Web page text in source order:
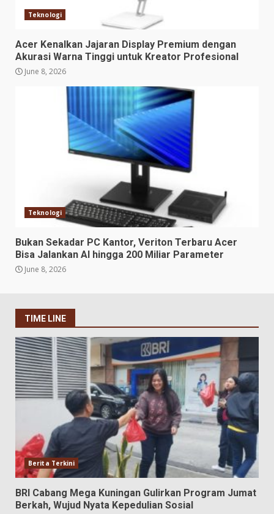
Teknologi
Acer Kenalkan Jajaran Display Premium dengan
Akurasi Warna Tinggi untuk Kreator Profesional
June 8, 2026
Teknologi
Bukan Sekadar PC Kantor, Veriton Terbaru Acer
Bisa Jalankan AI hingga 200 Miliar Parameter
June 8, 2026
TIME LINE
Berita Terkini
BRI Cabang Mega Kuningan Gulirkan Program Jumat
Berkah, Wujud Nyata Kepedulian Sosial